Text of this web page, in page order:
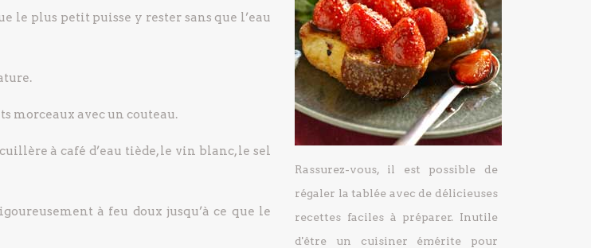
le plus petit puisse y rester sans que l’eau
morceaux avec un couteau.
à café d’eau tiède, le vin blanc, le sel
à feu doux jusqu’à ce que le
Rassurez-vous, il est possible de
régaler la tablée avec de délicieuses
recettes faciles à préparer. Inutile
d'être un cuisiner émérite pour